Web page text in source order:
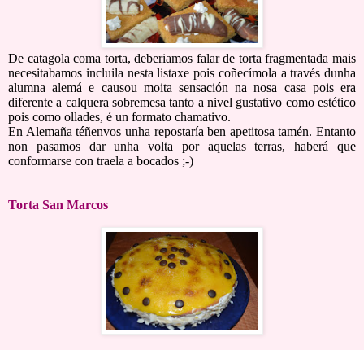
De catagola coma torta, deberiamos falar de torta fragmentada mais
necesitabamos incluila nesta listaxe pois coñecímola a través dunha
alumna alemá e causou moita sensación na nosa casa pois era
diferente a calquera sobremesa tanto a nivel gustativo como estético
pois como ollades, é un formato chamativo.
En Alemaña téñenvos unha repostaría ben apetitosa tamén. Entanto
non pasamos dar unha volta por aquelas terras, haberá que
conformarse con traela a bocados ;-)
Torta San Marcos